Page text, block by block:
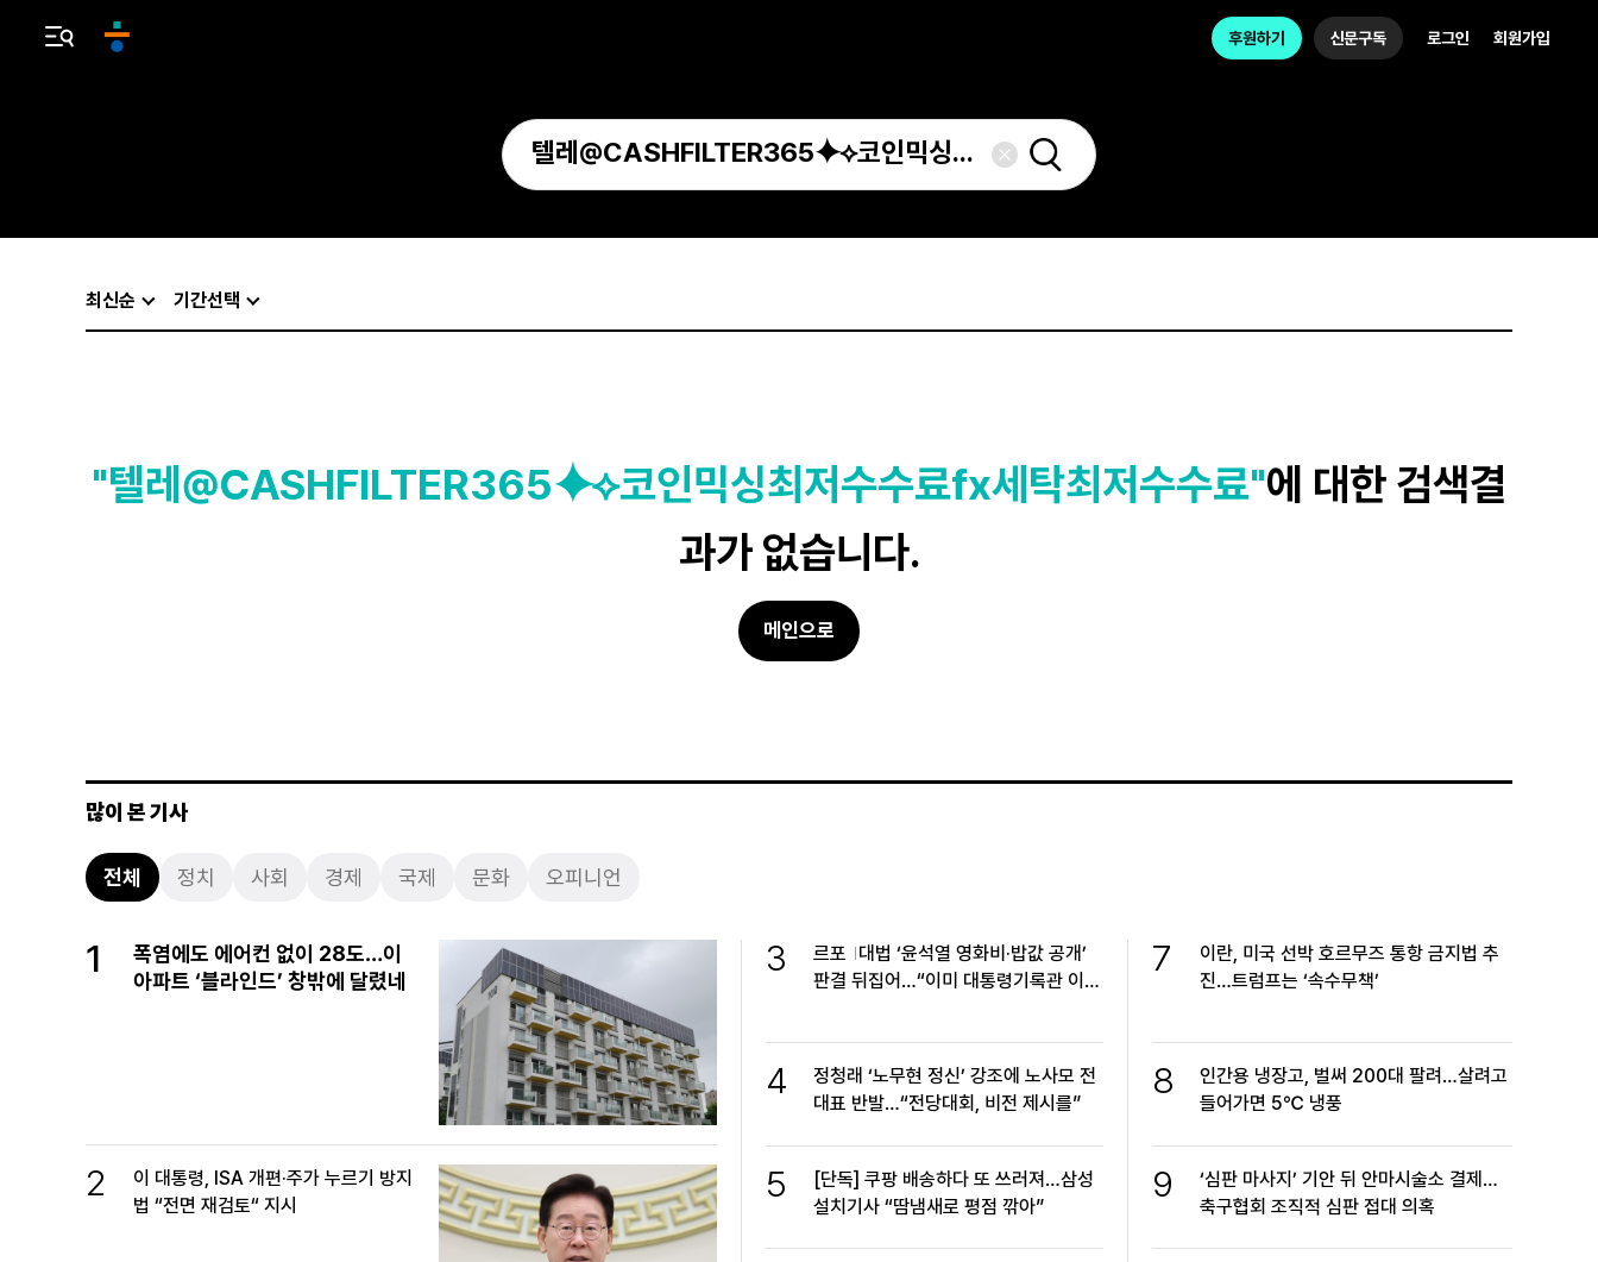
후원하기 신문구독 로그인 회원가입
최신순 기간선택
"텔레@CASHFILTER365⯌⟡코인믹싱최저수수료fx세탁최저수수료"에 대한 검색결
과가 없습니다.
메인으로
많이 본 기사
전체 정치 사회 경제 국제 문화 오피니언
1
폭염에도 에어컨 없이 28도…이
아파트 ‘블라인드’ 창밖에 달렸네
2
이 대통령, ISA 개편·주가 누르기 방지
법 “전면 재검토“ 지시
3 르포
대법 ‘윤석열 영화비·밥값 공개’
판결 뒤집어…“이미 대통령기록관 이
4
정청래 ‘노무현 정신’ 강조에 노사모 전
대표 반발…“전당대회, 비전 제시를”
5
[단독] 쿠팡 배송하다 또 쓰러져…삼성
설치기사 “땀냄새로 평점 깎아”
7
이란, 미국 선박 호르무즈 통항 금지법 추
진…트럼프는 ‘속수무책’
8
인간용 냉장고, 벌써 200대 팔려…살려고
들어가면 5℃ 냉풍
9
‘심판 마사지’ 기안 뒤 안마시술소 결제…
축구협회 조직적 심판 접대 의혹